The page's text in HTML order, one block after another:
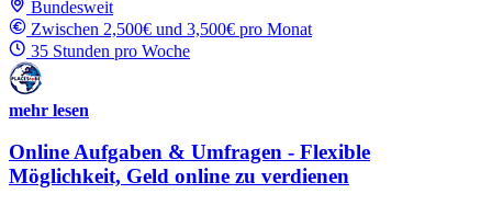
Bundesweit
Zwischen 2,500€ und 3,500€ pro Monat
35 Stunden pro Woche
mehr lesen
Online Aufgaben & Umfragen - Flexible
Möglichkeit, Geld online zu verdienen